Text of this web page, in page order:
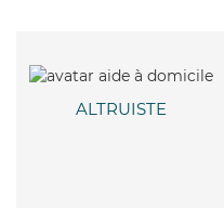
ALTRUISTE